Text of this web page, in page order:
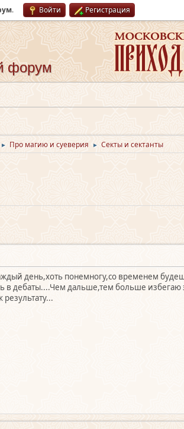
. Войти Регистрация
форум
► Про магию и суеверия ► Секты и сектанты
день,хоть понемногу,со временем
в дебаты....Чем дальше,тем больше